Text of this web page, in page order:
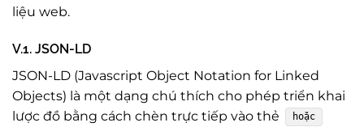
liệu web.
V.1. JSON-LD
JSON-LD (Javascript Object Notation for Linked
Objects) là một dạng chú thích cho phép triển khai
lược đồ bằng cách chèn trực tiếp vào thẻ
hoặc